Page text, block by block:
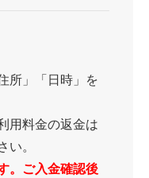
所」「日時」を
用料金の返金は
。
。ご入金確認後